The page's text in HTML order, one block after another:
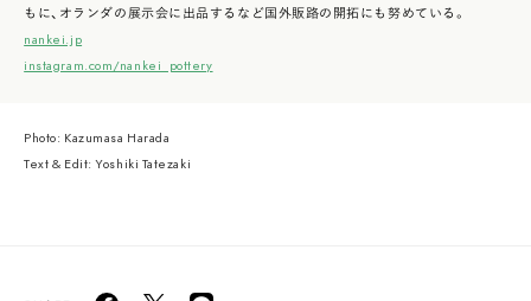
もに、オランダの展示会に出品するなど国外販路の開拓にも努めている。
nankei.jp
instagram.com/nankei_pottery
Photo: Kazumasa Harada
Text & Edit: Yoshiki Tatezaki